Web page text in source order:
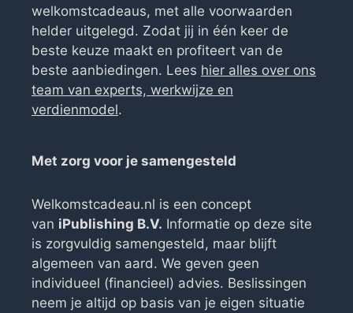
welkomstcadeaus, met alle voorwaarden
helder uitgelegd. Zodat jij in één keer de
beste keuze maakt en profiteert van de
beste aanbiedingen. Lees hier alles over ons
team van experts, werkwijze en
verdienmodel.
Met zorg voor je samengesteld
Welkomstcadeau.nl is een concept
van iPublishing B.V. Informatie op deze site
is zorgvuldig samengesteld, maar blijft
algemeen van aard. We geven geen
individueel (financieel) advies. Beslissingen
neem je altijd op basis van je eigen situatie